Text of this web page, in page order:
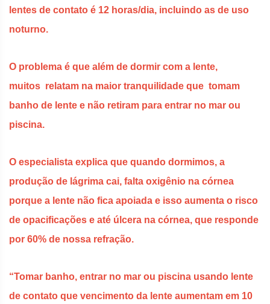
lentes de contato é 12 horas/dia, incluindo as de uso
noturno.
O problema é que além de dormir com a lente,
muitos relatam na maior tranquilidade que tomam
banho de lente e não retiram para entrar no mar ou
piscina.
O especialista explica que quando dormimos, a
produção de lágrima cai, falta oxigênio na córnea
porque a lente não fica apoiada e isso aumenta o risco
de opacificações e até úlcera na córnea, que responde
por 60% de nossa refração.
“Tomar banho, entrar no mar ou piscina usando lente
de contato que vencimento da lente aumentam em 10